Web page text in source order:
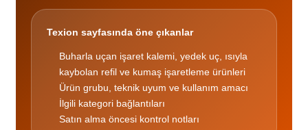
Texion sayfasında öne çıkanlar
Buharla uçan işaret kalemi, yedek uç, ısıyla
kaybolan refil ve kumaş işaretleme ürünleri
Ürün grubu, teknik uyum ve kullanım amacı
İlgili kategori bağlantıları
Satın alma öncesi kontrol notları